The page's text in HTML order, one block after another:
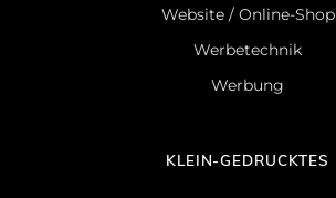
Website / Online-Shop
Werbetechnik
Werbung
KLEIN-GEDRUCKTES